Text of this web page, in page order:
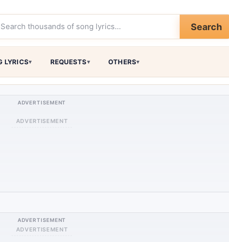
Search
LYRICS REQUESTS OTHERS
ADVERTISEMENT
ADVERTISEMENT
ADVERTISEMENT
ADVERTISEMENT